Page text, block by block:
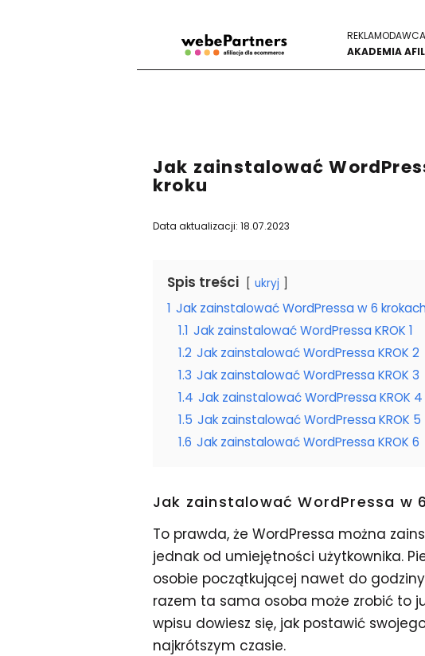
REKLAMODAWCA
AKADEMIA
Jak zainstalować
kroku
Data aktualizacji: 18.07.2023
Spis treści ukryj
1 Jak zainstalować WordPressa w 6
1.1 Jak zainstalować WordPressa KROK 1
1.2 Jak zainstalować WordPressa KROK 2
1.3 Jak zainstalować WordPressa KROK 3
1.4 Jak zainstalować WordPressa KROK 4
1.5 Jak zainstalować WordPressa KROK 5
1.6 Jak zainstalować WordPressa KROK 6
Jak zainstalować WordPressa w
To prawda, że WordPressa można
jednak od umiejętności użytkownika.
osobie początkującej nawet do
razem ta sama osoba może zrobić to
wpisu dowiesz się, jak postawić
najkrótszym czasie.